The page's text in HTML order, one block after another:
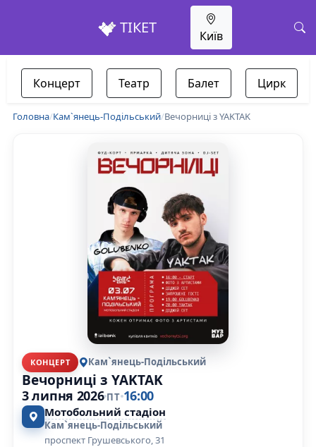
ТІКЕТ Київ
Концерт Театр Балет Цирк
Головна/Кам`янець-Подільський/Вечорниці з YAKTAK
КОНЦЕРТ Кам`янець-Подільський
Вечорниці з YAKTAK
3 липня 2026 ПТ 16:00
Мотобольний стадіон
Кам`янець-Подільський
проспект Грушевського, 31